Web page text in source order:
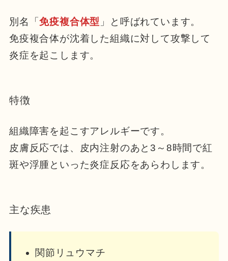
別名「免疫複合体型 」と呼ばれています。
免疫複合体が沈着した組織に対して攻撃して
炎症を起こします。
特徴
組織障害を起こすアレルギーです。
皮膚反応では、皮内注射のあと3～8時間で紅
斑や浮腫といった炎症反応をあらわします。
主な疾患
関節リュウマチ